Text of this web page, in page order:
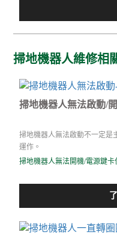
掃地機器人維修相
掃地機器人無法啟動/
掃地機器人無法啟動不一定是
運作。
掃地機器人無法開機/電源鍵卡